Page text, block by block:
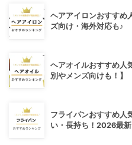
ヘアアイロンおすすめ
ズ向け・海外対応も♪
ヘアオイルおすすめ人
別やメンズ向けも！】
フライパンおすすめ人
い・長持ち！2026最新